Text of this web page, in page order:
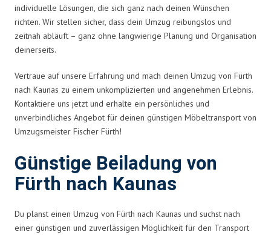
individuelle Lösungen, die sich ganz nach deinen Wünschen
richten. Wir stellen sicher, dass dein Umzug reibungslos und
zeitnah abläuft – ganz ohne langwierige Planung und Organisation
deinerseits.
Vertraue auf unsere Erfahrung und mach deinen Umzug von Fürth
nach Kaunas zu einem unkomplizierten und angenehmen Erlebnis.
Kontaktiere uns jetzt und erhalte ein persönliches und
unverbindliches Angebot für deinen günstigen Möbeltransport von
Umzugsmeister Fischer Fürth!
Günstige Beiladung von
Fürth nach Kaunas
Du planst einen Umzug von Fürth nach Kaunas und suchst nach
einer günstigen und zuverlässigen Möglichkeit für den Transport